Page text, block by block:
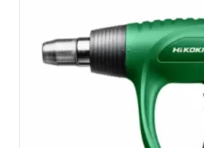
Assurance bris de machine en option.